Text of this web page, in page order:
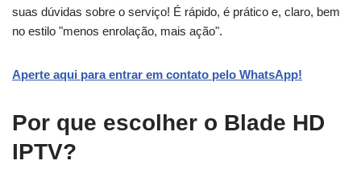
suas dúvidas sobre o serviço! É rápido, é prático e, claro, bem
no estilo "menos enrolação, mais ação".
Aperte aqui para entrar em contato pelo WhatsApp!
Por que escolher o Blade HD
IPTV?